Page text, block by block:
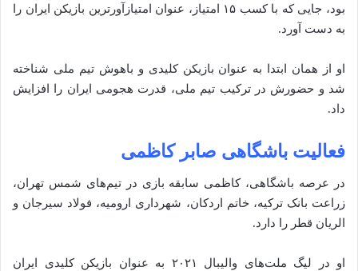
بود، جایی که با کسب ۱۵ امتیاز، عنوان امتیازآورترین بازیکن ایران را
به دست آورد.
او از همان ابتدا به عنوان بازیکن کلیدی و باهوش تیم ملی شناخته
شد و حضورش در ترکیب تیم ملی، قدرت هجومی ایران را افزایش
داد.
فعالیت باشگاهی صابر کاظمی
در عرصه باشگاهی، کاظمی سابقه بازی در تیم‌های شمس تهران،
زراعت بانک ترکیه، خاتم اردکان، شهرداری ارومیه، فولاد سیرجان و
الریان قطر را دارد.
او در لیگ ملت‌های والیبال ۲۰۲۱ به عنوان بازیکن کلیدی ایران